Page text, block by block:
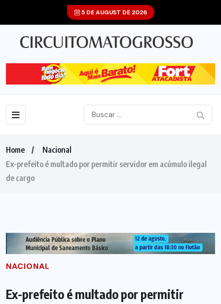
5 DE AUGUST DE 2026
Home
Nacional
Ex-prefeito é multado por permitir servidor em acúmulo ilegal
de cargo
NACIONAL
Ex-prefeito é multado por permitir